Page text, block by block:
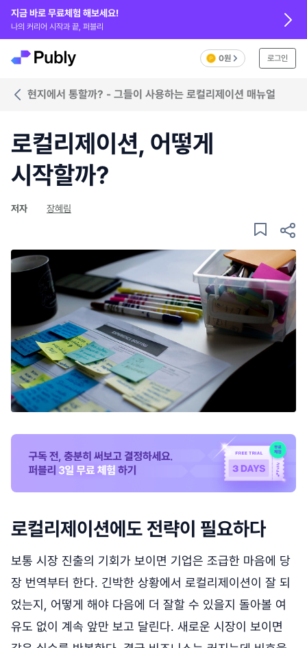
지금 바로 무료체험 해보세요!
나의 커리어 시작과 끝, 퍼블리
0원 로그인
현지에서 통할까? - 그들이 사용하는 로컬리제이션 매뉴얼
로컬리제이션, 어떻게
시작할까?
저자 장혜림
로컬리제이션에도 전략이 필요하다
보통 시장 진출의 기회가 보이면 기업은 조급한 마음에 당
장 번역부터 한다. 긴박한 상황에서 로컬리제이션이 잘 되
었는지, 어떻게 해야 다음에 더 잘할 수 있을지 돌아볼 여
유도 없이 계속 앞만 보고 달린다. 새로운 시장이 보이면